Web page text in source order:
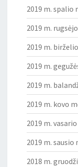
2019 m. spalio
2019 m.
2019 m.
2019 m.
2019 m.
2019 m. kovo
2019 m.
2019 m. sausio
2018 m.